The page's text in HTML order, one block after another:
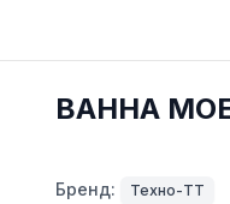
ВАННА
Бренд: Техно-ТТ